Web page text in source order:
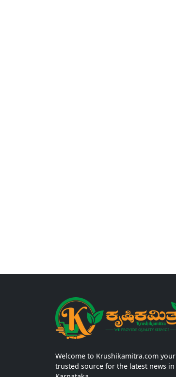
Welcome to Krushikamitra.com your
trusted source for the latest news in